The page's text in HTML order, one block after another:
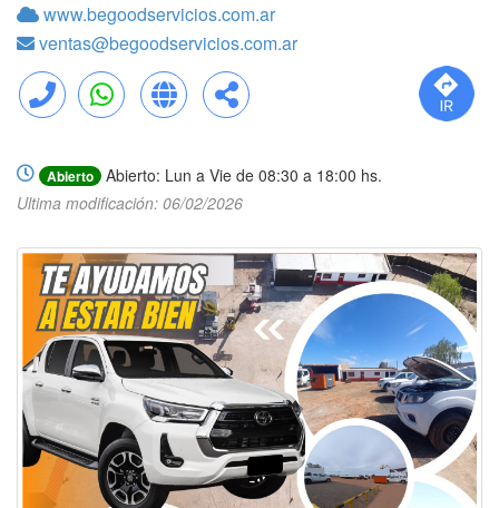
www.begoodservicios.com.ar
ventas@begoodservicios.com.ar
Llamar WhatsApp Web Compartir
Abierto
Abierto: Lun a Vie de 08:30 a 18:00 hs.
Ultima modificación: 06/02/2026